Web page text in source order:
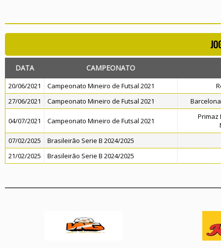
DATA CAMPEONATO
20/06/2021 Campeonato Mineiro de Futsal 2021
27/06/2021
Campeonato Mineiro de Futsal 2021
04/07/2021 Campeonato Mineiro de Futsal 2021
Primaz
07/02/2025
Brasileirão Serie B 2024/2025
21/02/2025
Brasileirão Serie B 2024/2025